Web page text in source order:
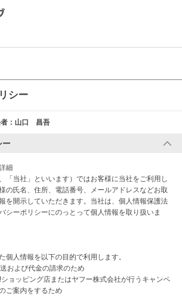
シー
： 山口 昌吾
ー
細
「当社」といいます）ではお客様に当社をご利用し
の氏名、住所、電話番号、メールアドレスなどお取
を開示していただきます。当社は、個人情報保護法
シーポリシーにのっとって個人情報を取り扱いま
個人情報を以下の目的で利用します。
および代金の請求のため
ョッピング店またはヤフー株式会社が行うキャンペ
ご案内をするため